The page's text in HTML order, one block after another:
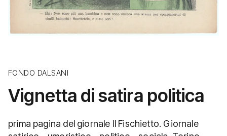
FONDO DALSANI
Vignetta di satira politica
prima pagina del giornale Il Fischietto. Giornale